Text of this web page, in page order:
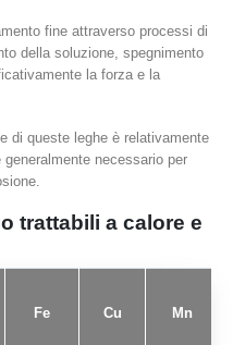
fine attraverso processi di
della soluzione, spegnimento
la forza e la
di queste leghe è relativamente
necessario per
trattabili a calore e
Fe Cu Mn